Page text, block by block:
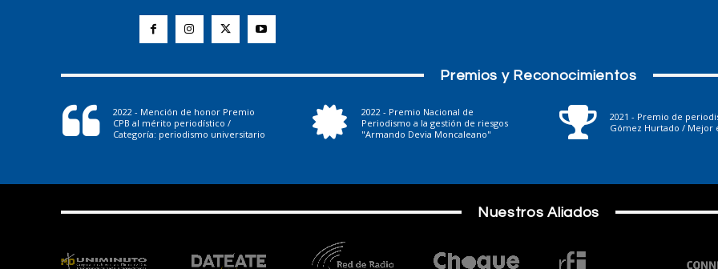
Premios y Reconocimientos
2022 - Mención de honor Premio
CPB al mérito periodístico /
Categoría: periodismo universitario
2022 - Premio Nacional de
Periodismo a la gestión de riesgos
"Armando Devia Moncaleano"
2021 - Premio de
Gómez Hurtado / Mejor
Nuestros Aliados